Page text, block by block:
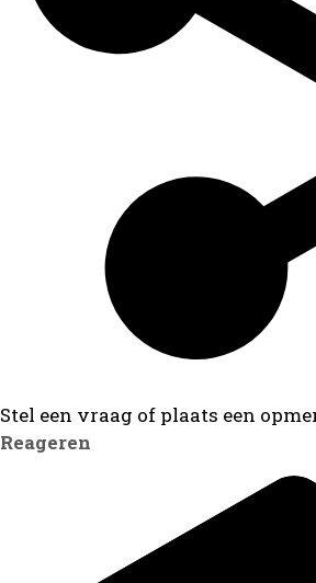
Stel een vraag of plaats een
Reageren